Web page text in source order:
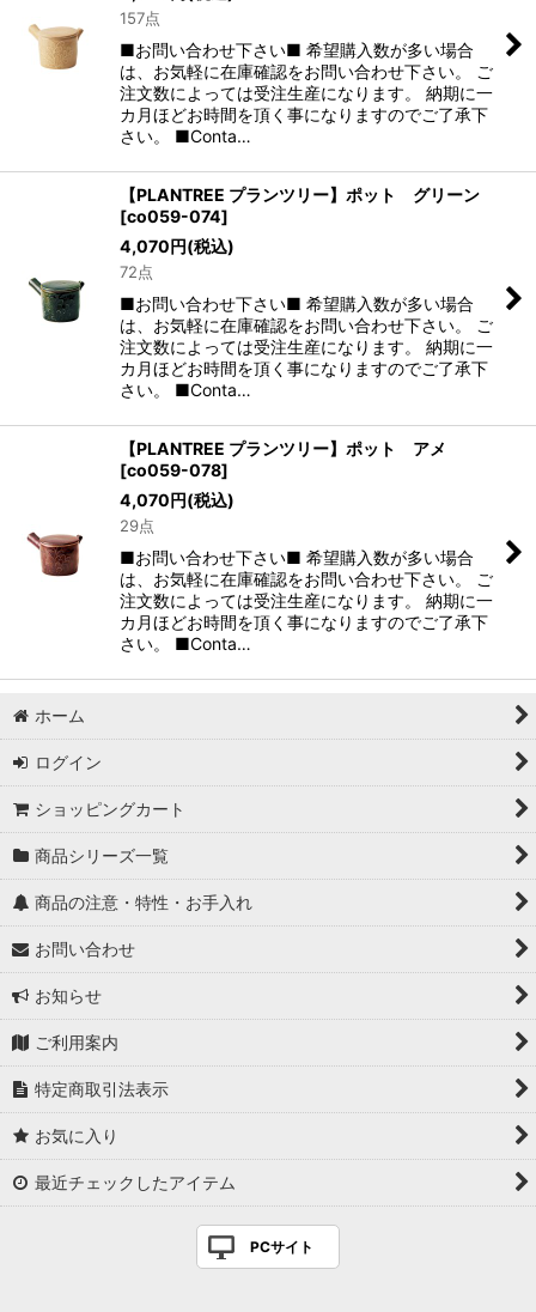
157点
■お問い合わせ下さい■ 希望購入数が多い場合
は、お気軽に在庫確認をお問い合わせ下さい。 ご
注文数によっては受注生産になります。 納期に一
カ月ほどお時間を頂く事になりますのでご了承下
さい。 ■Conta…
【PLANTREE プランツリー】ポット グリーン
[co059-074]
4,070円(税込)
72点
■お問い合わせ下さい■ 希望購入数が多い場合
は、お気軽に在庫確認をお問い合わせ下さい。 ご
注文数によっては受注生産になります。 納期に一
カ月ほどお時間を頂く事になりますのでご了承下
さい。 ■Conta…
【PLANTREE プランツリー】ポット アメ
[co059-078]
4,070円(税込)
29点
■お問い合わせ下さい■ 希望購入数が多い場合
は、お気軽に在庫確認をお問い合わせ下さい。 ご
注文数によっては受注生産になります。 納期に一
カ月ほどお時間を頂く事になりますのでご了承下
さい。 ■Conta…
ホーム
ログイン
ショッピングカート
商品シリーズ一覧
商品の注意・特性・お手入れ
お問い合わせ
お知らせ
ご利用案内
特定商取引法表示
お気に入り
最近チェックしたアイテム
PCサイト